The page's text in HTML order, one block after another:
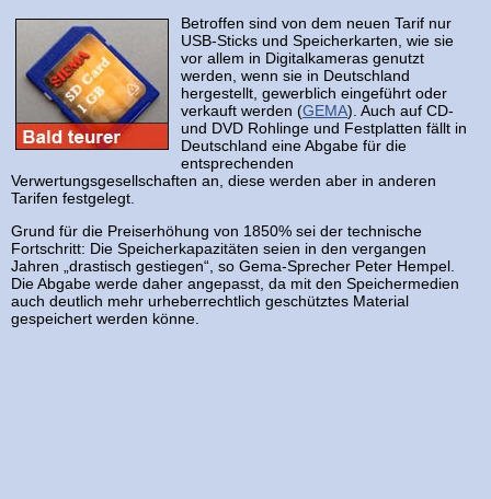
Betroffen sind von dem neuen Tarif nur
USB-Sticks und Speicherkarten, wie sie
vor allem in Digitalkameras genutzt
werden, wenn sie in Deutschland
hergestellt, gewerblich eingeführt oder
verkauft werden (GEMA). Auch auf CD-
und DVD Rohlinge und Festplatten fällt in
Deutschland eine Abgabe für die
entsprechenden
Verwertungsgesellschaften an, diese werden aber in anderen
Tarifen festgelegt.
Grund für die Preiserhöhung von 1850% sei der technische
Fortschritt: Die Speicherkapazitäten seien in den vergangen
Jahren „drastisch gestiegen“, so Gema-Sprecher Peter Hempel.
Die Abgabe werde daher angepasst, da mit den Speichermedien
auch deutlich mehr urheberrechtlich geschütztes Material
gespeichert werden könne.